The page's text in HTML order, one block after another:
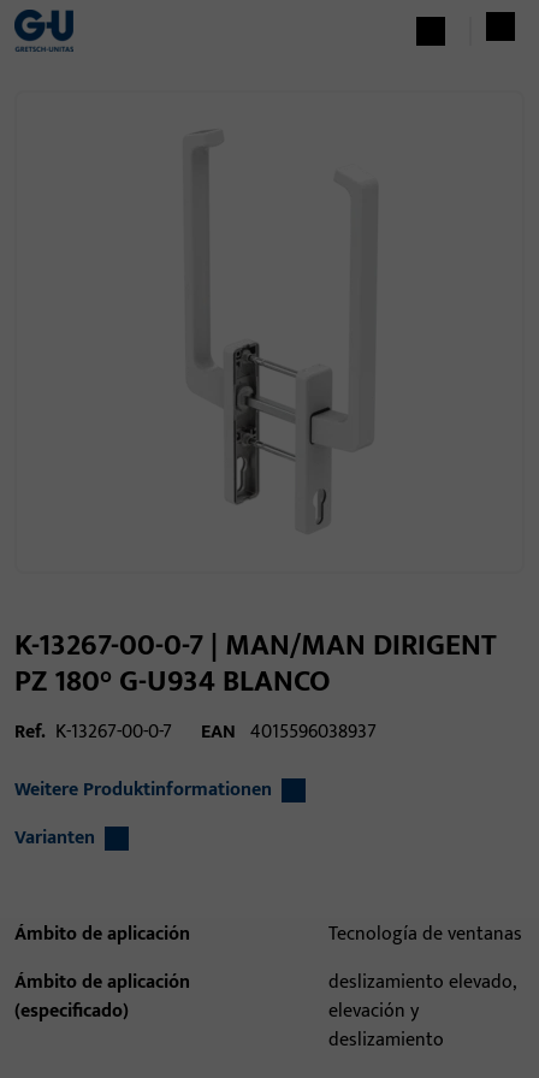
K-13267-00-0-7 | MAN/MAN DIRIGENT
PZ 180° G-U934 BLANCO
Ref. K-13267-00-0-7 EAN 4015596038937
Weitere Produktinformationen
Varianten
Ámbito de aplicación
Tecnología de ventanas
Ámbito de aplicación
(especificado)
deslizamiento elevado,
elevación y
deslizamiento